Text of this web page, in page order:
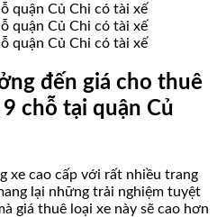
quận Củ Chi có tài xế
quận Củ Chi có tài xế
quận Củ Chi có tài xế
đến giá cho thuê
chỗ tại quận Củ
xe cao cấp với rất nhiều trang
lại những trải nghiệm tuyệt
giá thuê loại xe này sẽ cao hơn